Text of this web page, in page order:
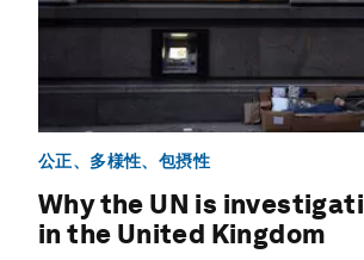
公正、多様性、包摂性
Why the UN is
in the United Kingdom